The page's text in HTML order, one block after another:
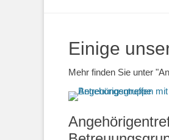
Einige
Mehr finden Sie unter